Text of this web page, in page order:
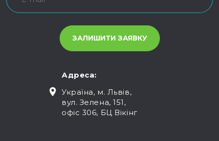
Адреса:
Україна, м. Львів,
вул. Зелена, 151,
офіс 306, БЦ Вікінг